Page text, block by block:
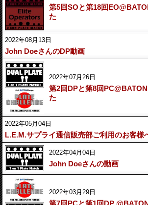
第5回SOと第18回
た
2022年08月13日
John DoeさんのDP動画
2022年07月26日
第2回DPと第8回
た
2022年05月04日
L.E.M.サプライ通信販売部ご利用のお客様
2022年04月04日
John Doeさんの動画
2022年03月29日
第7回PCと第1回DP